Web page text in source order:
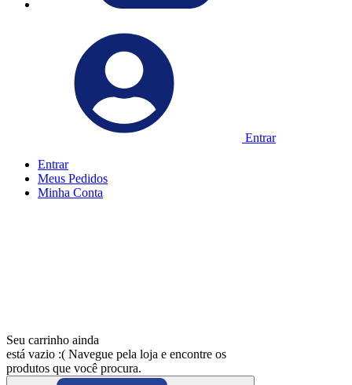
Entrar
Entrar
Meus Pedidos
Minha Conta
Seu carrinho ainda
está vazio :( Navegue pela loja e encontre os
produtos que você procura.